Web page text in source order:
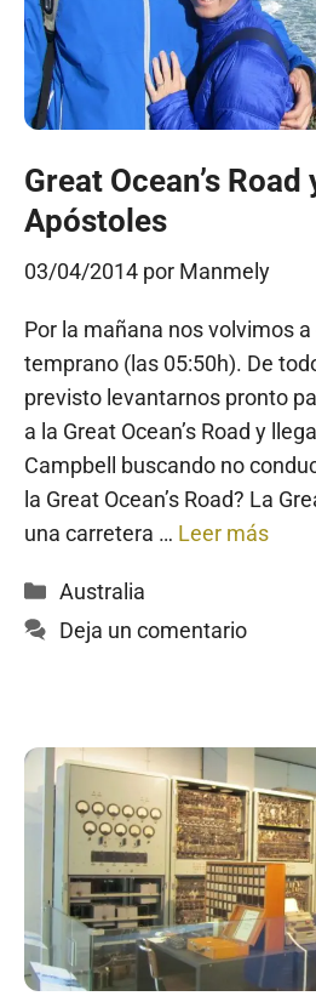
Great Ocean’s Road
Apóstoles
03/04/2014 por Manmely
Por la mañana nos volvimos
temprano (las 05:50h). De
previsto levantarnos pronto
a la Great Ocean’s Road y
Campbell buscando no
la Great Ocean’s Road? La
una carretera … Leer más
Categorías
Australia
Deja un comentario